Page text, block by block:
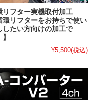
リフター実機取付加工
環リフターをお持ちで使い
したい方向けの加工で
¥5,500(税込)